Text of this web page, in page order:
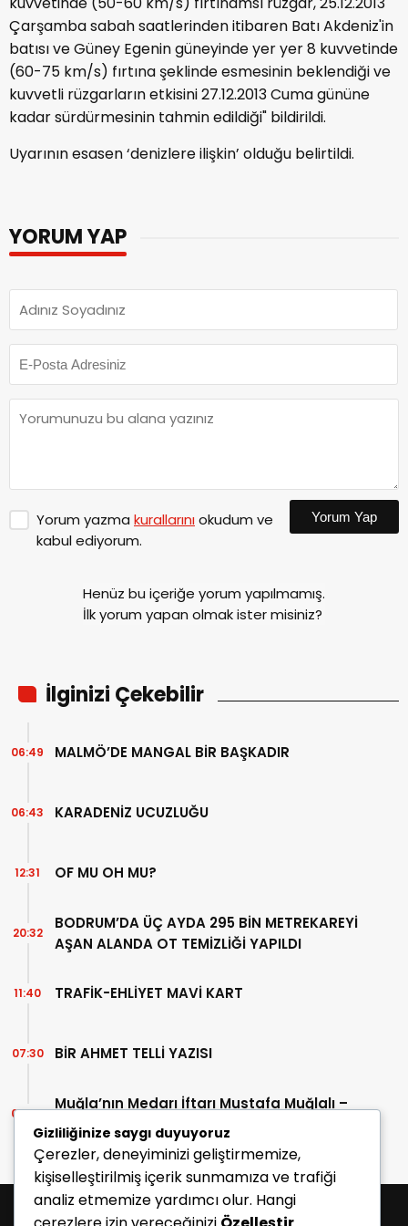
Çarşamba sabah saatlerinden itibaren Batı Akdeniz'in
batısı ve Güney Egenin güneyinde yer yer 8 kuvvetinde
(60-75 km/s) fırtına şeklinde esmesinin beklendiği ve
kuvvetli rüzgarların etkisini 27.12.2013 Cuma gününe
kadar sürdürmesinin tahmin edildiği" bildirildi.
Uyarının esasen ‘denizlere ilişkin’ olduğu belirtildi.
YORUM YAP
Yorum yazma kurallarınıokudum ve
kabul ediyorum.
Yorum Yap
Henüz bu içeriğe yorum yapılmamış.
İlk yorum yapan olmak ister misiniz?
İlginizi Çekebilir
MALMÖ’DE MANGAL BİR BAŞKADIR
06:49
KARADENİZ UCUZLUĞU
06:43
OF MU OH MU?
12:31
BODRUM’DA ÜÇ AYDA 295 BİN METREKAREYİ
AŞAN ALANDA OT TEMİZLİĞİ YAPILDI
20:32
TRAFİK-EHLİYET MAVİ KART
11:40
BİR AHMET TELLİ YAZISI
07:30
Muğla’nın Medarı İftarı Mustafa Muğlalı –
İçinde “Milas” geçen kitaplar (40/2)
06:45
Gizliliğinize saygı duyuyoruz
Çerezler, deneyiminizi geliştirmemize,
kişiselleştirilmiş içerik sunmamıza ve trafiği
analiz etmemize yardımcı olur. Hangi